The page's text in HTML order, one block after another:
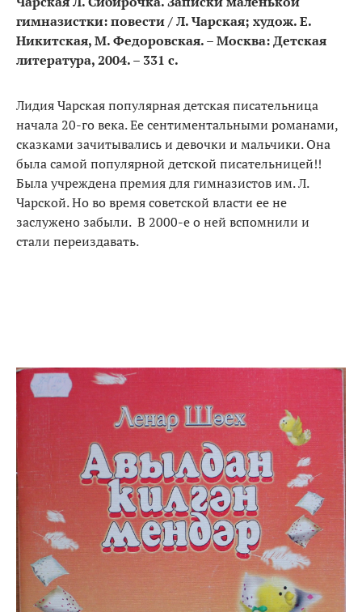
гимназистки: повести / Л. Чарская; худож. Е.
Никитская, М. Федоровская. – Москва: Детская
литература, 2004. – 331 с.
Лидия Чарская популярная детская писательница
начала 20-го века. Ее сентиментальными романами,
сказками зачитывались и девочки и мальчики. Она
была самой популярной детской писательницей!!
Была учреждена премия для гимназистов им. Л.
Чарской. Но во время советской власти ее не
заслужено забыли. В 2000-е о ней вспомнили и
стали переиздавать.